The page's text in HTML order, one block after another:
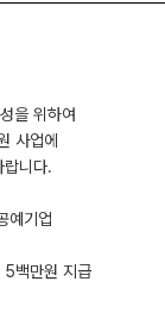
을 위하여
사업에
니다.
예기업
백만원 지급